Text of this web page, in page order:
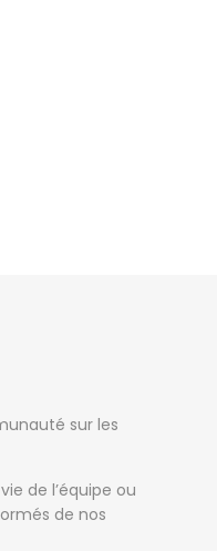
sur les
de l’équipe ou
de nos